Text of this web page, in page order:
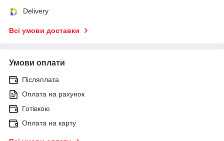
Delivery
Всі умови доставки
Умови оплати
Післяплата
Оплата на рахунок
Готівкою
Оплата на карту